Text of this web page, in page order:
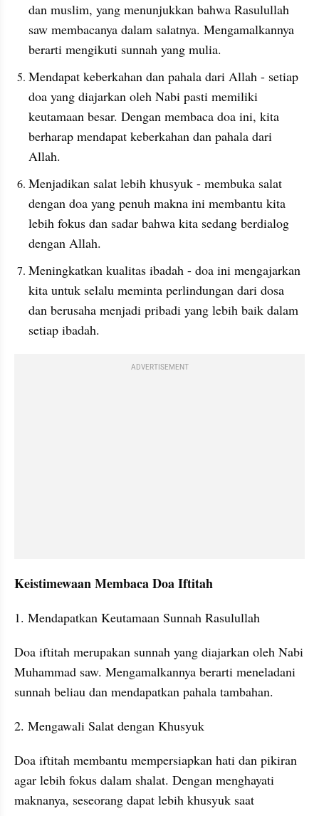
dan muslim, yang menunjukkan bahwa Rasulullah
saw membacanya dalam salatnya. Mengamalkannya
berarti mengikuti sunnah yang mulia.
Mendapat keberkahan dan pahala dari Allah - setiap
doa yang diajarkan oleh Nabi pasti memiliki
keutamaan besar. Dengan membaca doa ini, kita
berharap mendapat keberkahan dan pahala dari
Allah.
Menjadikan salat lebih khusyuk - membuka salat
dengan doa yang penuh makna ini membantu kita
lebih fokus dan sadar bahwa kita sedang berdialog
dengan Allah.
Meningkatkan kualitas ibadah - doa ini mengajarkan
kita untuk selalu meminta perlindungan dari dosa
dan berusaha menjadi pribadi yang lebih baik dalam
setiap ibadah.
ADVERTISEMENT
Keistimewaan Membaca Doa Iftitah
1. Mendapatkan Keutamaan Sunnah Rasulullah
Doa iftitah merupakan sunnah yang diajarkan oleh Nabi
Muhammad saw. Mengamalkannya berarti meneladani
sunnah beliau dan mendapatkan pahala tambahan.
2. Mengawali Salat dengan Khusyuk
Doa iftitah membantu mempersiapkan hati dan pikiran
agar lebih fokus dalam shalat. Dengan menghayati
maknanya, seseorang dapat lebih khusyuk saat